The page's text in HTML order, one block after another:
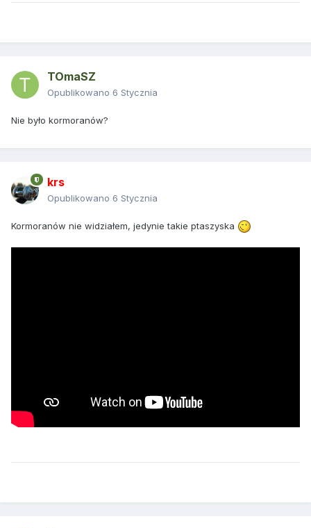
TOmaSZ
Opublikowano 6 Stycznia
Nie było kormoranów?
krs
Opublikowano 6 Stycznia
Kormoranów nie widziałem, jedynie takie ptaszyska